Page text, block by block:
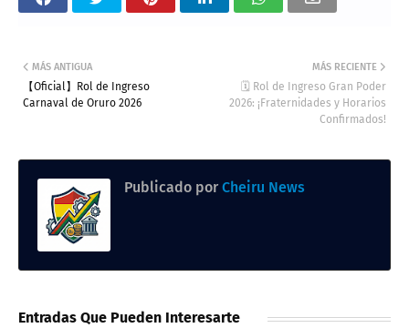
MÁS RECIENTE
🗓️ Rol de Ingreso Gran Poder
2026: ¡Fraternidades y Horarios
Confirmados!
MÁS ANTIGUA
【Oficial】Rol de Ingreso
Carnaval de Oruro 2026
Publicado por Cheiru News
Entradas Que Pueden Interesarte